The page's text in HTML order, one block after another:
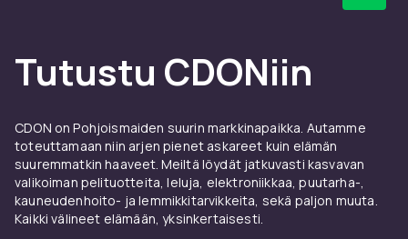
säilytyshyllyillä
järjestämiseen ja säilyttämiseen siististi ja
järjestelmällisesti. Valitse useista eri
kokoisista ja kokoonpanoista tarpeidesi
mukaan. Valikoimastamme löydät
säilytyshyllyjä, jotka auttavat sinua pitämään
Tutustu CDONiin
CDON on Pohjoismaiden suurin markkinapaikka. Autamme
toteuttamaan niin arjen pienet askareet kuin elämän
suuremmatkin haaveet. Meiltä löydät jatkuvasti kasvavan
valikoiman pelituotteita, leluja, elektroniikkaa, puutarha-,
kauneudenhoito- ja lemmikkitarvikkeita, sekä paljon muuta.
Kaikki välineet elämään, yksinkertaisesti.